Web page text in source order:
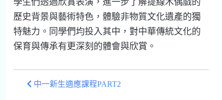
學生們透過欣賞表演，進一步了解提線木偶戲的
歷史背景與藝術特色，體驗非物質文化遺產的獨
特魅力。同學們均投入其中，對中華傳統文化的
保育與傳承有更深刻的體會與欣賞。
中一新生適應課程PART2